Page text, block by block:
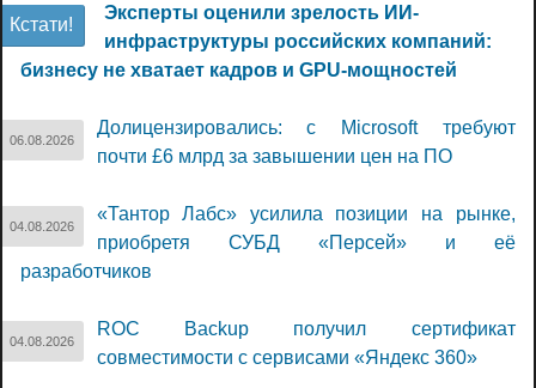
Кстати!
Эксперты оценили зрелость ИИ-
инфраструктуры российских компаний:
бизнесу не хватает кадров и GPU-мощностей
06.08.2026
Долицензировались: с Microsoft требуют
почти £6 млрд за завышении цен на ПО
04.08.2026
«Тантор Лабс» усилила позиции на рынке,
приобретя СУБД «Персей» и её
разработчиков
04.08.2026
ROC Backup получил сертификат
совместимости с сервисами «Яндекс 360»